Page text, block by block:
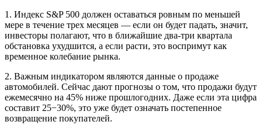
1. Индекс S&P 500 должен оставаться ровным по меньшей
мере в течение трех месяцев — если он будет падать, значит,
инвесторы полагают, что в ближайшие два-три квартала
обстановка ухудшится, а если расти, это воспримут как
временное колебание рынка.
2. Важным индикатором являются данные о продаже
автомобилей. Сейчас дают прогнозы о том, что продажи будут
ежемесячно на 45% ниже прошлогодних. Даже если эта цифра
составит 25−30%, это уже будет означать постепенное
возвращение покупателей.